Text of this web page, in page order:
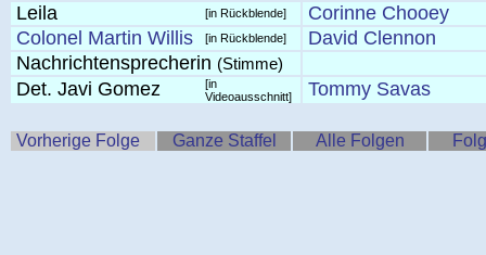
Leila
[in Rückblende]
Corinne Chooey
Colonel Martin Willis
[in Rückblende]
David Clennon
Nachrichtensprecherin (Stimme)
Det. Javi Gomez
[in
Videoausschnitt]
Tommy Savas
Vorherige Folge Ganze Staffel Alle Folgen